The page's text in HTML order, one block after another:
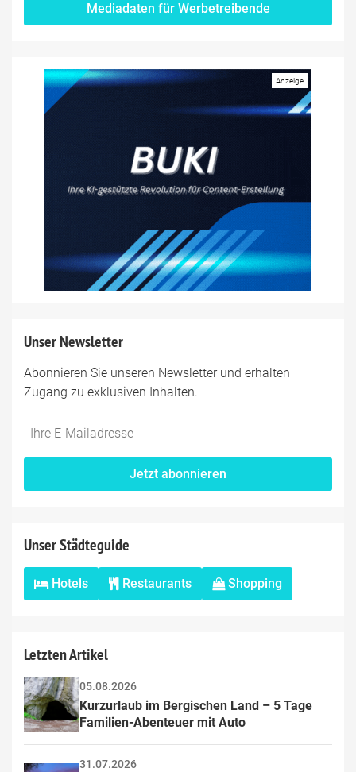
Mediadaten für Werbetreibende
Unser Newsletter
Abonnieren Sie unseren Newsletter und erhalten
Zugang zu exklusiven Inhalten.
Jetzt abonnieren
Unser Städteguide
Hotels Restaurants Shopping
Letzten Artikel
05.08.2026
Kurzurlaub im Bergischen Land – 5 Tage
Familien-Abenteuer mit Auto
31.07.2026